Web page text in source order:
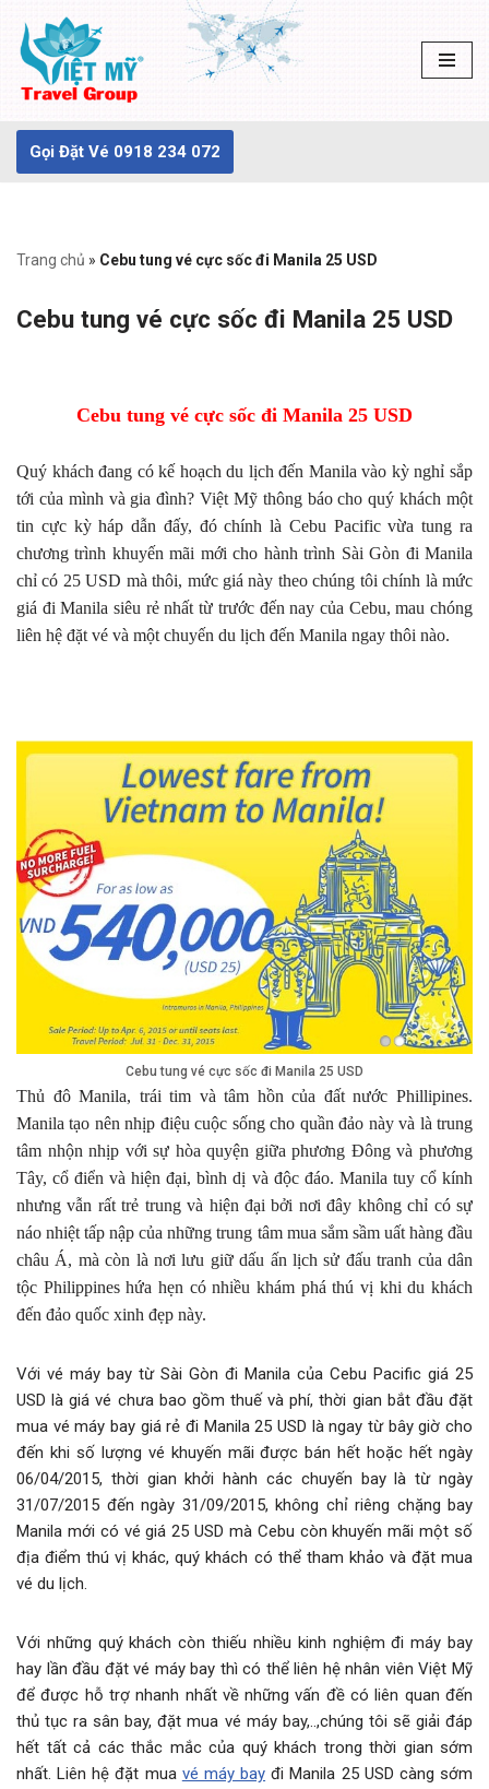
Chuyển
tới
dung
Gọi Đặt Vé 0918 234 072
Trang chủ » Cebu tung vé cực sốc đi Manila 25 USD
Cebu tung vé cực sốc đi Manila 25 USD
Cebu tung vé cực sốc đi Manila 25 USD
Quý khách đang có kế hoạch du lịch đến Manila vào kỳ nghỉ sắp
tới của mình và gia đình? Việt Mỹ thông báo cho quý khách một
tin cực kỳ háp dẫn đấy, đó chính là Cebu Pacific vừa tung ra
chương trình khuyến mãi mới cho hành trình Sài Gòn đi Manila
chỉ có 25 USD mà thôi, mức giá này theo chúng tôi chính là mức
giá đi Manila siêu rẻ nhất từ trước đến nay của Cebu, mau chóng
liên hệ đặt vé và một chuyến du lịch đến Manila ngay thôi nào.
Cebu tung vé cực sốc đi Manila 25 USD
Thủ đô Manila, trái tim và tâm hồn của đất nước Phillipines.
Manila tạo nên nhịp điệu cuộc sống cho quần đảo này và là trung
tâm nhộn nhịp với sự hòa quyện giữa phương Đông và phương
Tây, cổ điển và hiện đại, bình dị và độc đáo. Manila tuy cổ kính
nhưng vẫn rất trẻ trung và hiện đại bởi nơi đây không chỉ có sự
náo nhiệt tấp nập của những trung tâm mua sắm sầm uất hàng đầu
châu Á, mà còn là nơi lưu giữ dấu ấn lịch sử đấu tranh của dân
tộc Philippines hứa hẹn có nhiều khám phá thú vị khi du khách
đến đảo quốc xinh đẹp này.
Với vé máy bay từ Sài Gòn đi Manila của Cebu Pacific giá 25
USD là giá vé chưa bao gồm thuế và phí, thời gian bắt đầu đặt
mua vé máy bay giá rẻ đi Manila 25 USD là ngay từ bây giờ cho
đến khi số lượng vé khuyến mãi được bán hết hoặc hết ngày
06/04/2015, thời gian khởi hành các chuyến bay là từ ngày
31/07/2015 đến ngày 31/09/2015, không chỉ riêng chặng bay
Manila mới có vé giá 25 USD mà Cebu còn khuyến mãi một số
địa điểm thú vị khác, quý khách có thể tham khảo và đặt mua
vé du lịch.
Với những quý khách còn thiếu nhiều kinh nghiệm đi máy bay
hay lần đầu đặt vé máy bay thì có thể liên hệ nhân viên Việt Mỹ
để được hỗ trợ nhanh nhất về những vấn đề có liên quan đến
thủ tục ra sân bay, đặt mua vé máy bay,..,chúng tôi sẽ giải đáp
hết tất cả các thắc mắc của quý khách trong thời gian sớm
nhất. Liên hệ đặt mua vé máy bay đi Manila 25 USD càng sớm